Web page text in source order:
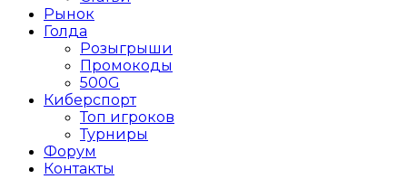
Рынок
Голда
Розыгрыши
Промокоды
500G
Киберспорт
Топ игроков
Турниры
Форум
Контакты